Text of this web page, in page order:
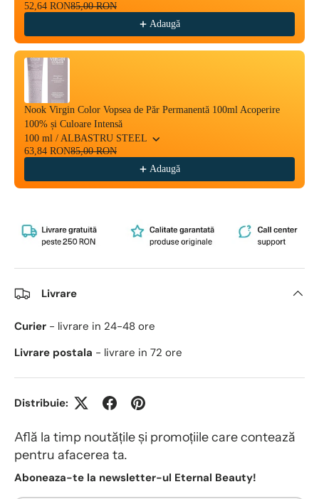
52,64 RON85,00 RON
Adaugă
Nook Virgin Color Vopsea de Păr Permanentă 100ml Acoperire
100% și Culoare Intensă
100 ml / ALBASTRU STEEL
63,84 RON85,00 RON
Adaugă
Livrare
Curier - livrare in 24-48 ore
Livrare postala - livrare in 72 ore
Distribuie:
Află la timp noutățile și promoțiile care contează
pentru afacerea ta.
Aboneaza-te la newsletter-ul Eternal Beauty!